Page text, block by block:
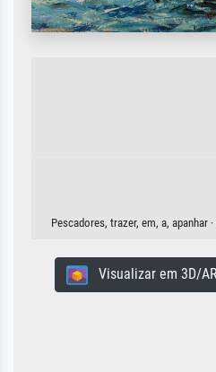
Pescadores, trazer, em, a,
Visualizar em 3D/AR